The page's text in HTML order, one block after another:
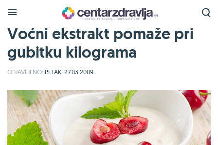
Voćni ekstrakt pomaže pri
gubitku kilograma
OBJAVLJENO: PETAK, 27.03.2009.